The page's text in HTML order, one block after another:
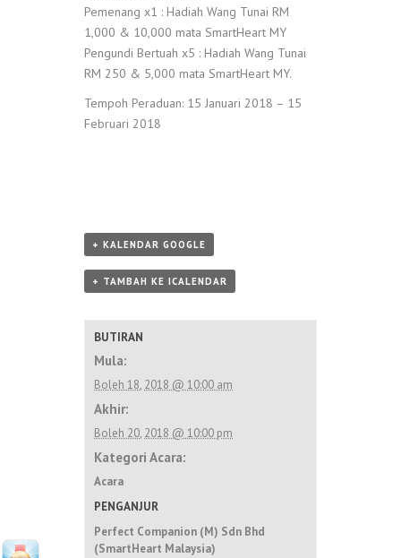
Pemenang x1 : Hadiah Wang Tunai RM
1,000 & 10,000 mata SmartHeart MY
Pengundi Bertuah x5 : Hadiah Wang Tunai
RM 250 & 5,000 mata SmartHeart MY.
Tempoh Peraduan: 15 Januari 2018 – 15
Februari 2018
+ KALENDAR GOOGLE
+ TAMBAH KE ICALENDAR
BUTIRAN
Mula:
Boleh 18, 2018 @ 10:00 am
Akhir:
Boleh 20, 2018 @ 10:00 pm
Kategori Acara:
Acara
PENGANJUR
Perfect Companion (M) Sdn Bhd
(SmartHeart Malaysia)